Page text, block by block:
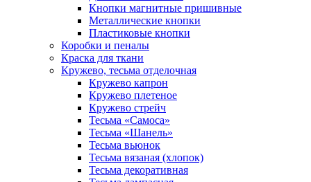
Кнопки магнитные пришивные
Металлические кнопки
Пластиковые кнопки
Коробки и пеналы
Краска для ткани
Кружево, тесьма отделочная
Кружево капрон
Кружево плетеное
Кружево стрейч
Тесьма «Самоса»
Тесьма «Шанель»
Тесьма вьюнок
Тесьма вязаная (хлопок)
Тесьма декоративная